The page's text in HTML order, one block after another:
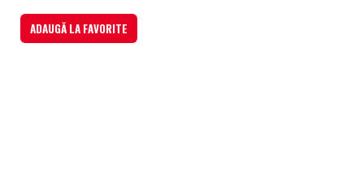
ADAUGĂ LA FAVORITE